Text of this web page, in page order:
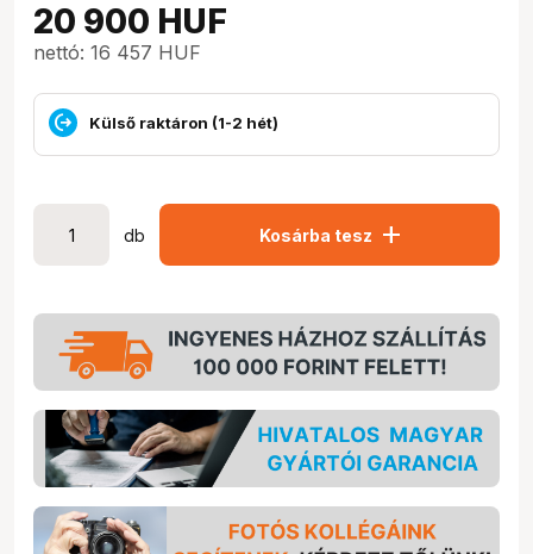
20 900 HUF
nettó: 16 457 HUF
Külső raktáron (1-2 hét)
db Kosárba tesz add